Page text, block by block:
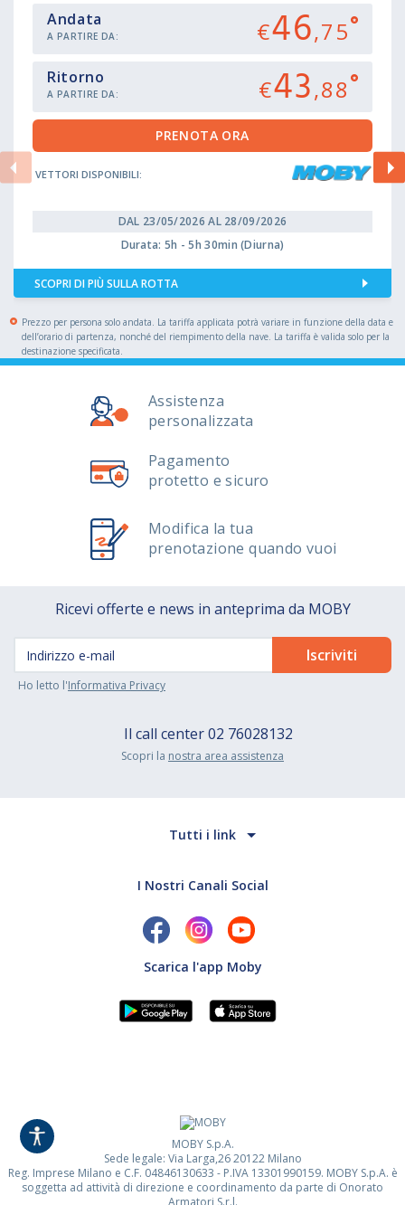
Andata
A PARTIRE DA: €46,75
Ritorno
A PARTIRE DA: €43,88
VETTORI DISPONIBILI:
DAL 23/05/2026 AL 28/09/2026
Durata: 5h - 5h 30min (Diurna)
SCOPRI DI PIÙ SULLA ROTTA
Prezzo per persona solo andata. La tariffa applicata potrà variare in funzione della data e
dell’orario di partenza, nonché del riempimento della nave. La tariffa è valida solo per la
destinazione specificata.
Assistenza
personalizzata
Pagamento
protetto e sicuro
Modifica la tua
prenotazione quando vuoi
Ricevi offerte e news in anteprima da MOBY
Ho letto l'Informativa Privacy
Il call center02 76028132
Scopri la nostra area assistenza
Tutti i link
I Nostri Canali Social
Scarica l'app Moby
MOBY S.p.A.
Sede legale: Via Larga,26 20122 Milano
Reg. Imprese Milano e C.F. 04846130633 - P.IVA 13301990159. MOBY S.p.A. è
soggetta ad attività di direzione e coordinamento da parte di Onorato
Armatori S.r.l.